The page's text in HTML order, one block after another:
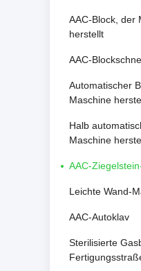
AAC-Block, der
herstellt
AAC-
Automatischer
Maschine
Halb
Maschine
AAC-
Leichte Wand-
AAC-Autoklav
Sterilisierte